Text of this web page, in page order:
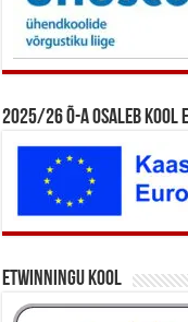
2025/26 õ-a osaleb kool
eTwinningu kool